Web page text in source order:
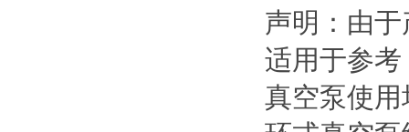
声明：由
适用于参
真空泵使